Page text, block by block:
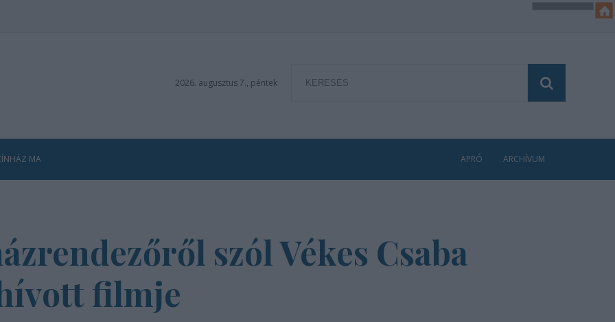
2026. augusztus 7., péntek
MA APRÓ ARCHÍVUM
szól Vékes Csaba
filmje